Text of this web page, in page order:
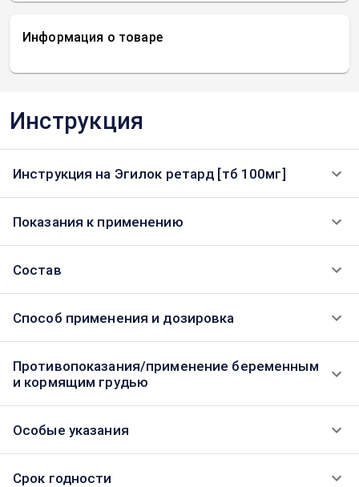
Информация о товаре
Инструкция
Инструкция на Эгилок ретард [тб 100мг]
Показания к применению
Состав
Способ применения и дозировка
Противопоказания/применение беременным
и кормящим грудью
Особые указания
Срок годности